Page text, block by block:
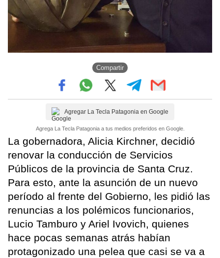
Compartir
Agregar La Tecla Patagonia en Google
Agrega La Tecla Patagonia a tus medios preferidos en Google.
La gobernadora, Alicia Kirchner, decidió
renovar la conducción de Servicios
Públicos de la provincia de Santa Cruz.
Para esto, ante la asunción de un nuevo
período al frente del Gobierno, les pidió las
renuncias a los polémicos funcionarios,
Lucio Tamburo y Ariel Ivovich, quienes
hace pocas semanas atrás habían
protagonizado una pelea que casi se va a